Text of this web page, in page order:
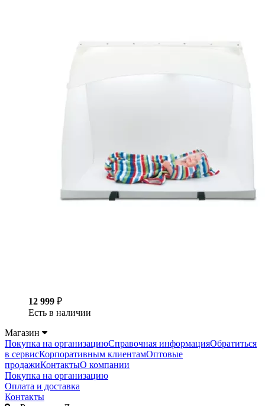
12 999 ₽
Есть в наличии
Магазин
Покупка на организациюСправочная информацияОбратиться
в сервисКорпоративным клиентамОптовые
продажиКонтактыО компании
Покупка на организацию
Оплата и доставка
Контакты